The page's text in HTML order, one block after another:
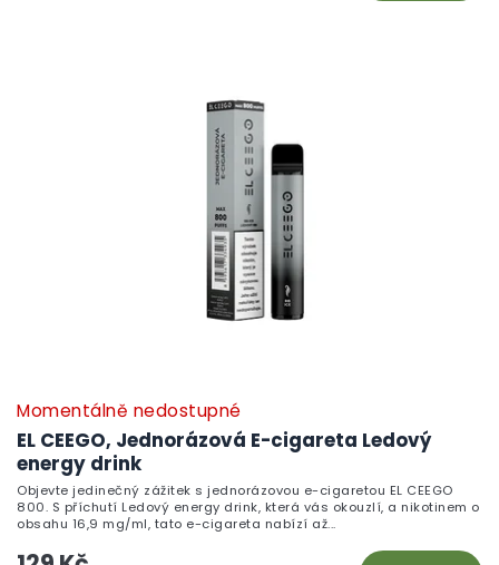
EL CEEGO, Jednorázová E-cigareta Ledový
energy drink
Momentálně nedostupné
Objevte jedinečný zážitek s jednorázovou e-cigaretou EL CEEGO
800. S příchutí Ledový energy drink, která vás okouzlí, a nikotinem o
obsahu 16,9 mg/ml, tato e-cigareta nabízí až...